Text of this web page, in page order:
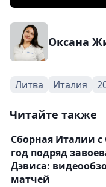
Оксана
Литва Италия
Читайте также
Сборная Италии
год подряд
Дэвиса:
матчей